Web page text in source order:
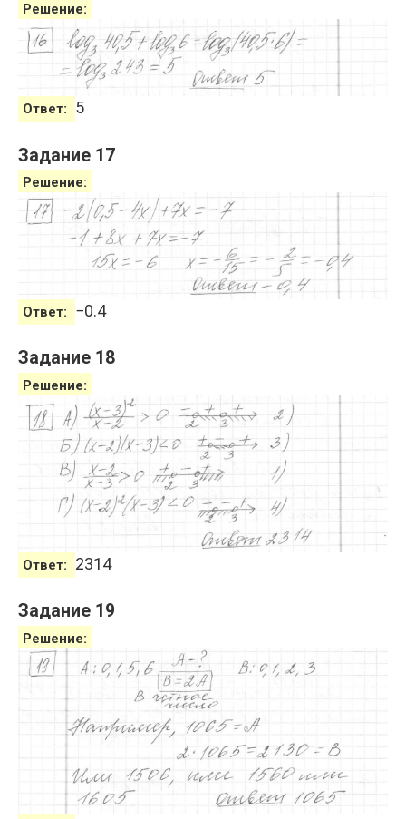
Решение:
Ответ: 5
Задание 17
Решение:
Ответ: −0.4
Задание 18
Решение:
Ответ: 2314
Задание 19
Решение: